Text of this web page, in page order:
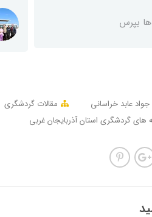
بپرس
جواد عابد خراسانی
مقالات گردشگری
های گردشگری استان آذربایجان غربی